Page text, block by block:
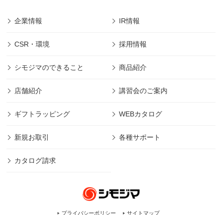
企業情報 IR情報
CSR・環境 採用情報
シモジマのできること 商品紹介
店舗紹介 講習会のご案内
ギフトラッピング WEBカタログ
新規お取引 各種サポート
カタログ請求
プライバシーポリシー サイトマップ